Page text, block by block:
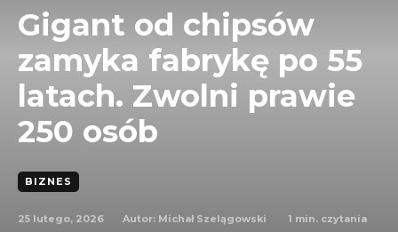
Gigant od chipsów
zamyka fabrykę po 55
latach. Zwolni prawie
250 osób
BIZNES
25 lutego, 2026 Autor: Michał Szelągowski 1 min. czytania